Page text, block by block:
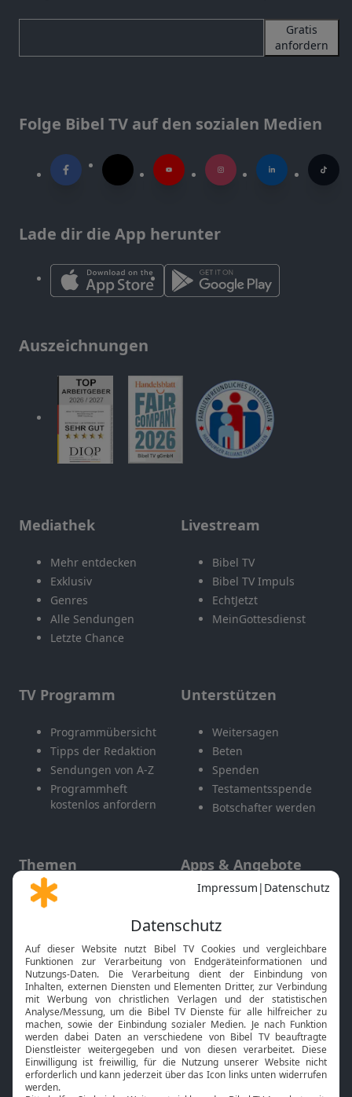
Gratis
anfordern
Folge Bibel TV auf den sozialen Medien
Lade dir die App herunter
Auszeichnungen
Mediathek
Mehr entdecken
Exklusiv
Genres
Alle Sendungen
Letzte Chance
Livestream
Bibel TV
Bibel TV Impuls
EchtJetzt
MeinGottesdienst
TV Programm
Programmübersicht
Tipps der Redaktion
Sendungen von A-Z
Programmheft
kostenlos anfordern
Unterstützen
Weitersagen
Beten
Spenden
Testamentsspende
Botschafter werden
Themen
Gott und Bibel erklärt
Neuigkeiten
Apps & Angebote
Mobile App
Smart TV
HbbTV
Bibelthek Online-Bibel
Nächster Gottesdienst
Bibel TV Service